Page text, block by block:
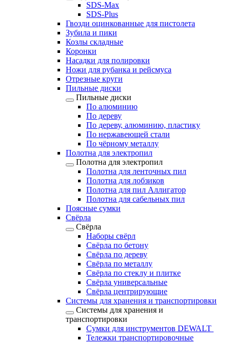
SDS-Max
SDS-Plus
Гвозди оцинкованные для пистолета
Зубила и пики
Козлы складные
Коронки
Насадки для полировки
Ножи для рубанка и рейсмуса
Отрезные круги
Пильные диски
Пильные диски
По алюминию
По дереву
По дереву, алюминию, пластику
По нержавеющей стали
По чёрному металлу
Полотна для электропил
Полотна для электропил
Полотна для ленточных пил
Полотна для лобзиков
Полотна для пил Аллигатор
Полотна для сабельных пил
Поясные сумки
Свёрла
Свёрла
Наборы свёрл
Свёрла по бетону
Свёрла по дереву
Свёрла по металлу
Свёрла по стеклу и плитке
Свёрла универсальные
Свёрла центрирующие
Системы для хранения и транспортировки
Системы для хранения и
транспортировки
Сумки для инструментов DEWALT
Тележки транспортировочные